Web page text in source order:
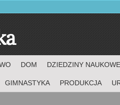
DOM DZIEDZINY NAUKOWE
GIMNASTYKA PRODUKCJA